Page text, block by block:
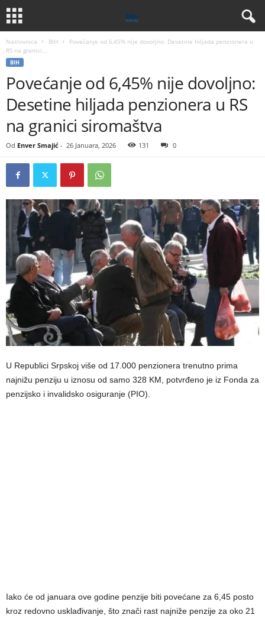
Naslovnica BIH
Povećanje od 6,45% nije dovoljno: Desetine hiljada penzionera u
RS na granici...
BIH
Povećanje od 6,45% nije dovoljno:
Desetine hiljada penzionera u RS
na granici siromaštva
Od Enver Smajić - 26 Januara, 2026 131 0
U Republici Srpskoj više od 17.000 penzionera trenutno prima
najnižu penziju u iznosu od samo 328 KM, potvrđeno je iz Fonda za
penzijsko i invalidsko osiguranje (PIO).
Iako će od januara ove godine penzije biti povećane za 6,45 posto
kroz redovno usklađivanje, što znači rast najniže penzije za oko 21